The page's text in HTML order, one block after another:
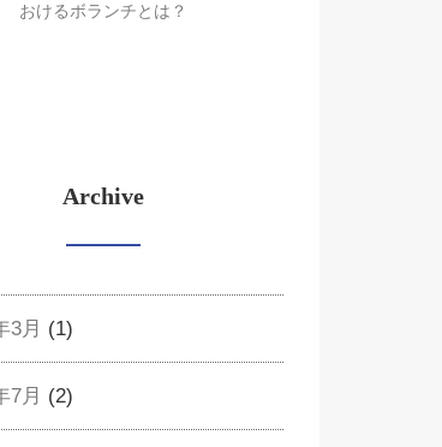
おけるボランチとは？
Archive
3月 (1)
7月 (2)